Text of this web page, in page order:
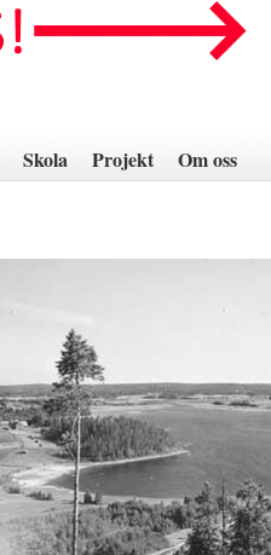
Skola Projekt Om oss